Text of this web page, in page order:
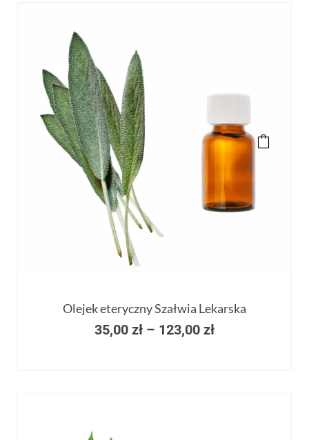
Olejek eteryczny Szałwia Lekarska
35,00 zł – 123,00 zł